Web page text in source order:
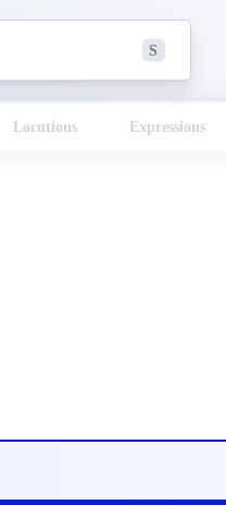
S
Locutions Expressions